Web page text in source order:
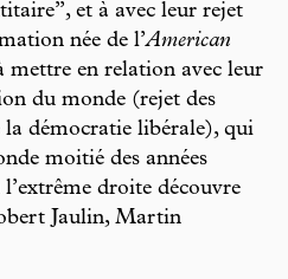
et à avec leur rejet
née de l’American
mettre en relation avec leur
du monde (rejet des
la démocratie libérale), qui
moitié des années
l’extrême droite découvre
Jaulin, Martin